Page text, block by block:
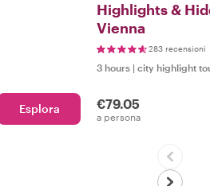
Esplora
Highlights &
Vienna
283 recensioni
3 hours | city highlight
€79.05
a persona